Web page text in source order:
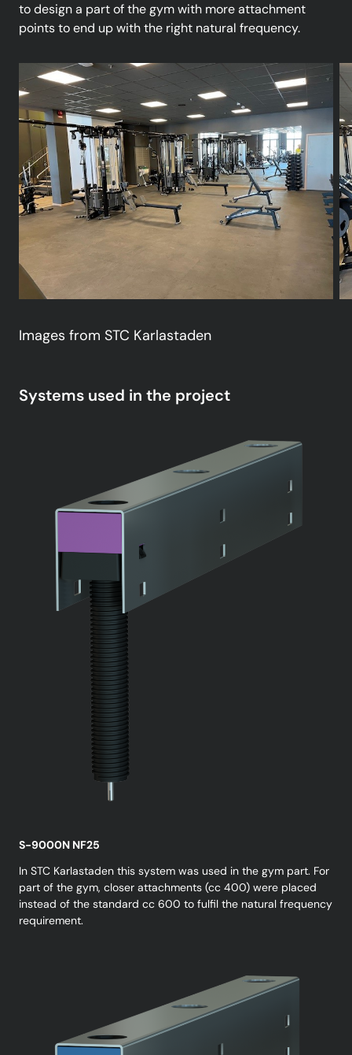
to design a part of the gym with more attachment
points to end up with the right natural frequency.
Images from STC Karlastaden
Systems used in the project
S-9000N NF25
In STC Karlastaden this system was used in the gym part. For
part of the gym, closer attachments (cc 400) were placed
instead of the standard cc 600 to fulfil the natural frequency
requirement.